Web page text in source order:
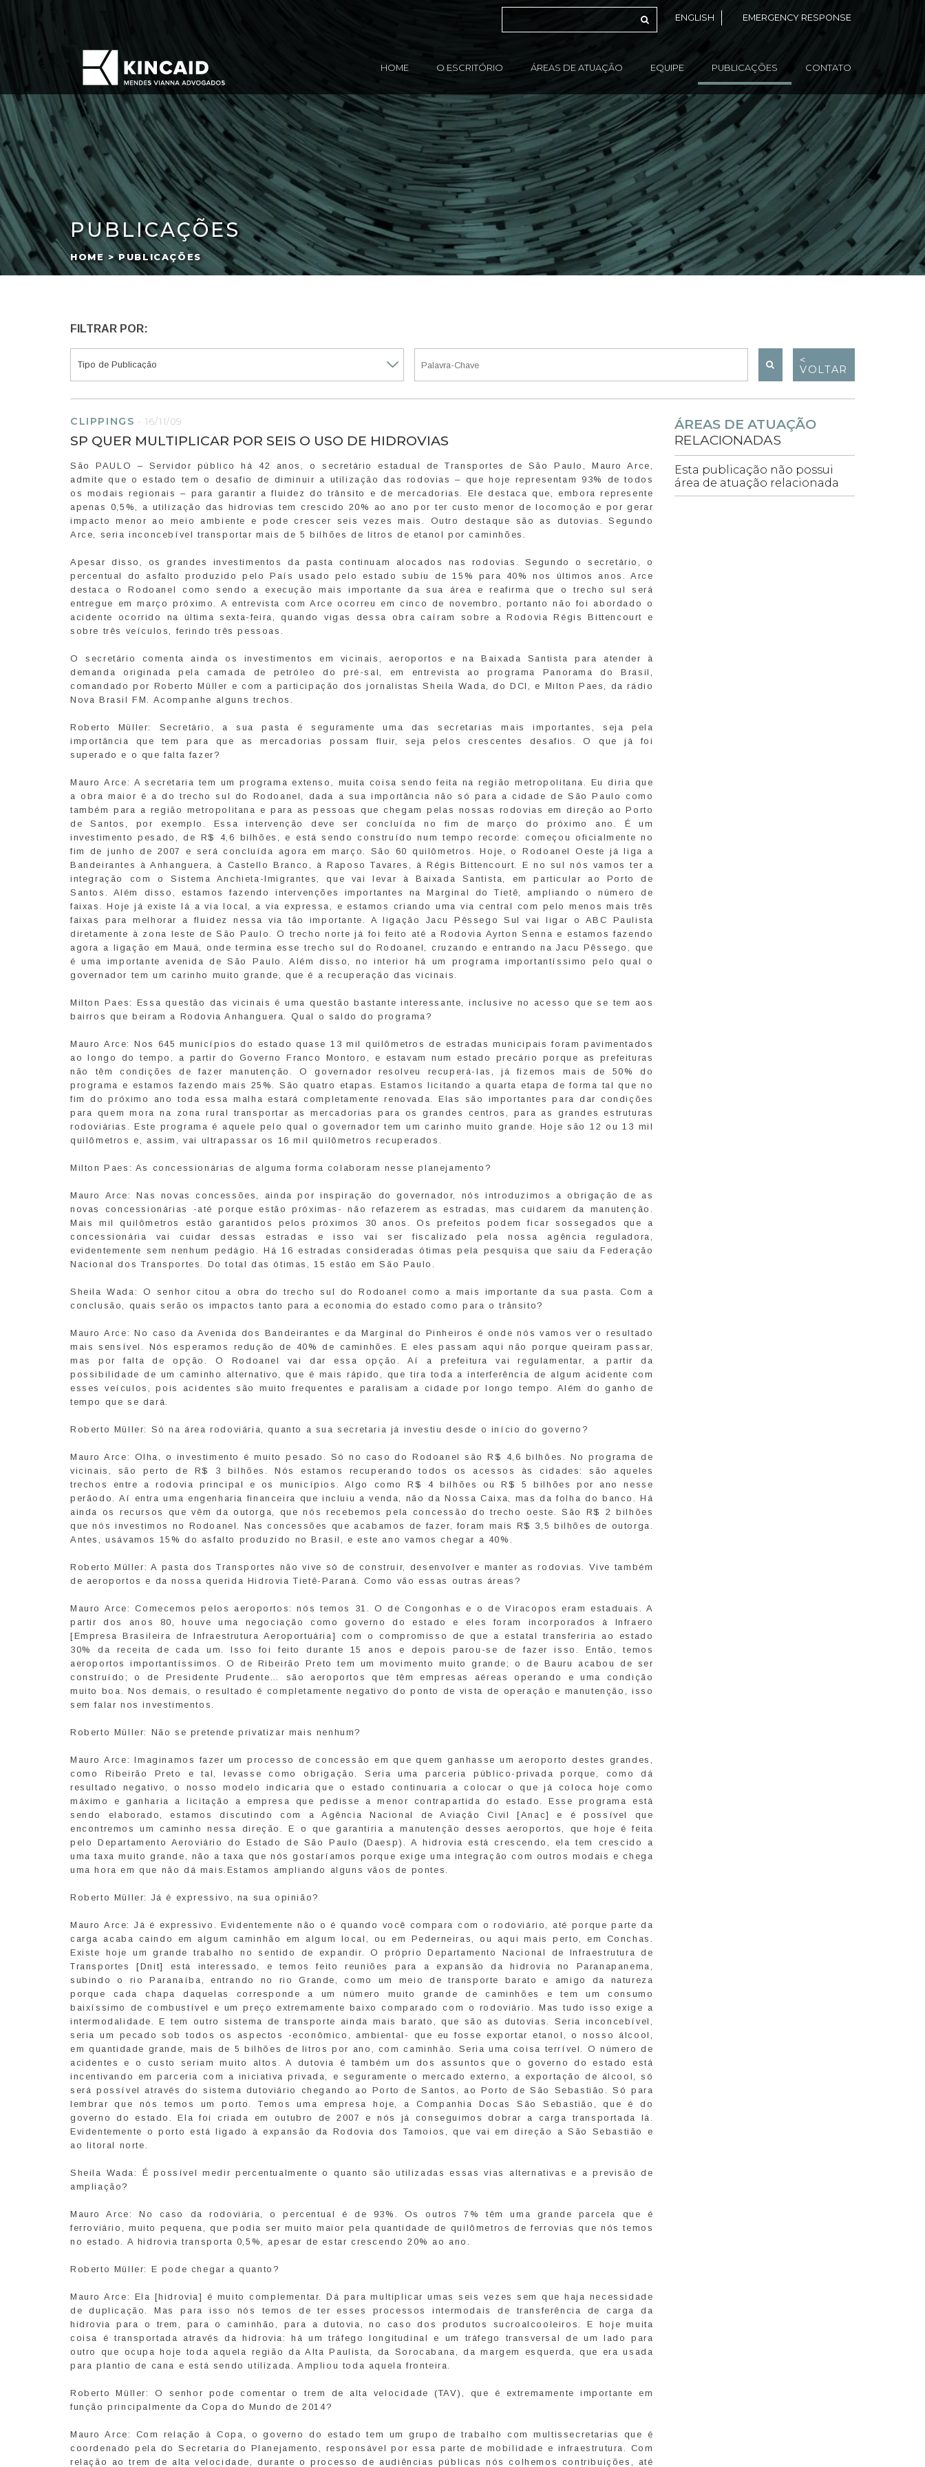
ENGLISH EMERGENCY RESPONSE
HOME O ESCRITÓRIO ÁREAS DE ATUAÇÃO EQUIPE PUBLICAÇÕES CONTATO
PUBLICAÇÕES
HOME > PUBLICAÇÕES
FILTRAR POR:
<
VOLTAR
CLIPPINGS -16/11/09
SP QUER MULTIPLICAR POR SEIS O USO DE HIDROVIAS
São PAULO – Servidor público há 42 anos, o secretário estadual de Transportes de São Paulo, Mauro Arce,
admite que o estado tem o desafio de diminuir a utilização das rodovias – que hoje representam 93% de todos
os modais regionais – para garantir a fluidez do trânsito e de mercadorias. Ele destaca que, embora represente
apenas 0,5%, a utilização das hidrovias tem crescido 20% ao ano por ter custo menor de locomoção e por gerar
impacto menor ao meio ambiente e pode crescer seis vezes mais. Outro destaque são as dutovias. Segundo
Arce, seria inconcebível transportar mais de 5 bilhões de litros de etanol por caminhões.
Apesar disso, os grandes investimentos da pasta continuam alocados nas rodovias. Segundo o secretário, o
percentual do asfalto produzido pelo País usado pelo estado subiu de 15% para 40% nos últimos anos. Arce
destaca o Rodoanel como sendo a execução mais importante da sua área e reafirma que o trecho sul será
entregue em março próximo. A entrevista com Arce ocorreu em cinco de novembro, portanto não foi abordado o
acidente ocorrido na última sexta-feira, quando vigas dessa obra caíram sobre a Rodovia Régis Bittencourt e
sobre três veículos, ferindo três pessoas.
O secretário comenta ainda os investimentos em vicinais, aeroportos e na Baixada Santista para atender à
demanda originada pela camada de petróleo do pré-sal, em entrevista ao programa Panorama do Brasil,
comandado por Roberto Müller e com a participação dos jornalistas Sheila Wada, do DCI, e Milton Paes, da rádio
Nova Brasil FM. Acompanhe alguns trechos.
Roberto Müller: Secretário, a sua pasta é seguramente uma das secretarias mais importantes, seja pela
importância que tem para que as mercadorias possam fluir, seja pelos crescentes desafios. O que já foi
superado e o que falta fazer?
Mauro Arce: A secretaria tem um programa extenso, muita coisa sendo feita na região metropolitana. Eu diria que
a obra maior é a do trecho sul do Rodoanel, dada a sua importância não só para a cidade de São Paulo como
também para a região metropolitana e para as pessoas que chegam pelas nossas rodovias em direção ao Porto
de Santos, por exemplo. Essa intervenção deve ser concluída no fim de março do próximo ano. É um
investimento pesado, de R$ 4,6 bilhões, e está sendo construído num tempo recorde: começou oficialmente no
fim de junho de 2007 e será concluída agora em março. São 60 quilômetros. Hoje, o Rodoanel Oeste já liga a
Bandeirantes à Anhanguera, à Castello Branco, à Raposo Tavares, à Régis Bittencourt. E no sul nós vamos ter a
integração com o Sistema Anchieta-Imigrantes, que vai levar à Baixada Santista, em particular ao Porto de
Santos. Além disso, estamos fazendo intervenções importantes na Marginal do Tietê, ampliando o número de
faixas. Hoje já existe lá a via local, a via expressa, e estamos criando uma via central com pelo menos mais três
faixas para melhorar a fluidez nessa via tão importante. A ligação Jacu Pêssego Sul vai ligar o ABC Paulista
diretamente à zona leste de São Paulo. O trecho norte já foi feito até a Rodovia Ayrton Senna e estamos fazendo
agora a ligação em Mauá, onde termina esse trecho sul do Rodoanel, cruzando e entrando na Jacu Pêssego, que
é uma importante avenida de São Paulo. Além disso, no interior há um programa importantíssimo pelo qual o
governador tem um carinho muito grande, que é a recuperação das vicinais.
Milton Paes: Essa questão das vicinais é uma questão bastante interessante, inclusive no acesso que se tem aos
bairros que beiram a Rodovia Anhanguera. Qual o saldo do programa?
Mauro Arce: Nos 645 municípios do estado quase 13 mil quilômetros de estradas municipais foram pavimentados
ao longo do tempo, a partir do Governo Franco Montoro, e estavam num estado precário porque as prefeituras
não têm condições de fazer manutenção. O governador resolveu recuperá-las, já fizemos mais de 50% do
programa e estamos fazendo mais 25%. São quatro etapas. Estamos licitando a quarta etapa de forma tal que no
fim do próximo ano toda essa malha estará completamente renovada. Elas são importantes para dar condições
para quem mora na zona rural transportar as mercadorias para os grandes centros, para as grandes estruturas
rodoviárias. Este programa é aquele pelo qual o governador tem um carinho muito grande. Hoje são 12 ou 13 mil
quilômetros e, assim, vai ultrapassar os 16 mil quilômetros recuperados.
Milton Paes: As concessionárias de alguma forma colaboram nesse planejamento?
Mauro Arce: Nas novas concessões, ainda por inspiração do governador, nós introduzimos a obrigação de as
novas concessionárias -até porque estão próximas- não refazerem as estradas, mas cuidarem da manutenção.
Mais mil quilômetros estão garantidos pelos próximos 30 anos. Os prefeitos podem ficar sossegados que a
concessionária vai cuidar dessas estradas e isso vai ser fiscalizado pela nossa agência reguladora,
evidentemente sem nenhum pedágio. Há 16 estradas consideradas ótimas pela pesquisa que saiu da Federação
Nacional dos Transportes. Do total das ótimas, 15 estão em São Paulo.
Sheila Wada: O senhor citou a obra do trecho sul do Rodoanel como a mais importante da sua pasta. Com a
conclusão, quais serão os impactos tanto para a economia do estado como para o trânsito?
Mauro Arce: No caso da Avenida dos Bandeirantes e da Marginal do Pinheiros é onde nós vamos ver o resultado
mais sensível. Nós esperamos redução de 40% de caminhões. E eles passam aqui não porque queiram passar,
mas por falta de opção. O Rodoanel vai dar essa opção. Aí a prefeitura vai regulamentar, a partir da
possibilidade de um caminho alternativo, que é mais rápido, que tira toda a interferência de algum acidente com
esses veículos, pois acidentes são muito frequentes e paralisam a cidade por longo tempo. Além do ganho de
tempo que se dará.
Roberto Müller: Só na área rodoviária, quanto a sua secretaria já investiu desde o início do governo?
Mauro Arce: Olha, o investimento é muito pesado. Só no caso do Rodoanel são R$ 4,6 bilhões. No programa de
vicinais, são perto de R$ 3 bilhões. Nós estamos recuperando todos os acessos às cidades: são aqueles
trechos entre a rodovia principal e os municípios. Algo como R$ 4 bilhões ou R$ 5 bilhões por ano nesse
perãodo. Aí entra uma engenharia financeira que incluiu a venda, não da Nossa Caixa, mas da folha do banco. Há
ainda os recursos que vêm da outorga, que nós recebemos pela concessão do trecho oeste. São R$ 2 bilhões
que nós investimos no Rodoanel. Nas concessões que acabamos de fazer, foram mais R$ 3,5 bilhões de outorga.
Antes, usávamos 15% do asfalto produzido no Brasil, e este ano vamos chegar a 40%.
Roberto Müller: A pasta dos Transportes não vive só de construir, desenvolver e manter as rodovias. Vive também
de aeroportos e da nossa querida Hidrovia Tietê-Paraná. Como vão essas outras áreas?
Mauro Arce: Comecemos pelos aeroportos: nós temos 31. O de Congonhas e o de Viracopos eram estaduais. A
partir dos anos 80, houve uma negociação como governo do estado e eles foram incorporados à Infraero
[Empresa Brasileira de Infraestrutura Aeroportuária] com o compromisso de que a estatal transferiria ao estado
30% da receita de cada um. Isso foi feito durante 15 anos e depois parou-se de fazer isso. Então, temos
aeroportos importantíssimos. O de Ribeirão Preto tem um movimento muito grande; o de Bauru acabou de ser
construído; o de Presidente Prudente… são aeroportos que têm empresas aéreas operando e uma condição
muito boa. Nos demais, o resultado é completamente negativo do ponto de vista de operação e manutenção, isso
sem falar nos investimentos.
Roberto Müller: Não se pretende privatizar mais nenhum?
Mauro Arce: Imaginamos fazer um processo de concessão em que quem ganhasse um aeroporto destes grandes,
como Ribeirão Preto e tal, levasse como obrigação. Seria uma parceria público-privada porque, como dá
resultado negativo, o nosso modelo indicaria que o estado continuaria a colocar o que já coloca hoje como
máximo e ganharia a licitação a empresa que pedisse a menor contrapartida do estado. Esse programa está
sendo elaborado, estamos discutindo com a Agência Nacional de Aviação Civil [Anac] e é possível que
encontremos um caminho nessa direção. E o que garantiria a manutenção desses aeroportos, que hoje é feita
pelo Departamento Aeroviário do Estado de São Paulo (Daesp). A hidrovia está crescendo, ela tem crescido a
uma taxa muito grande, não a taxa que nós gostaríamos porque exige uma integração com outros modais e chega
uma hora em que não dá mais.Estamos ampliando alguns vãos de pontes.
Roberto Müller: Já é expressivo, na sua opinião?
Mauro Arce: Já é expressivo. Evidentemente não o é quando você compara com o rodoviário, até porque parte da
carga acaba caindo em algum caminhão em algum local, ou em Pederneiras, ou aqui mais perto, em Conchas.
Existe hoje um grande trabalho no sentido de expandir. O próprio Departamento Nacional de Infraestrutura de
Transportes [Dnit] está interessado, e temos feito reuniões para a expansão da hidrovia no Paranapanema,
subindo o rio Paranaíba, entrando no rio Grande, como um meio de transporte barato e amigo da natureza
porque cada chapa daquelas corresponde a um número muito grande de caminhões e tem um consumo
baixíssimo de combustível e um preço extremamente baixo comparado com o rodoviário. Mas tudo isso exige a
intermodalidade. E tem outro sistema de transporte ainda mais barato, que são as dutovias. Seria inconcebível,
seria um pecado sob todos os aspectos -econômico, ambiental- que eu fosse exportar etanol, o nosso álcool,
em quantidade grande, mais de 5 bilhões de litros por ano, com caminhão. Seria uma coisa terrível. O número de
acidentes e o custo seriam muito altos. A dutovia é também um dos assuntos que o governo do estado está
incentivando em parceria com a iniciativa privada, e seguramente o mercado externo, a exportação de álcool, só
será possível através do sistema dutoviário chegando ao Porto de Santos, ao Porto de São Sebastião. Só para
lembrar que nós temos um porto. Temos uma empresa hoje, a Companhia Docas São Sebastião, que é do
governo do estado. Ela foi criada em outubro de 2007 e nós já conseguimos dobrar a carga transportada lá.
Evidentemente o porto está ligado à expansão da Rodovia dos Tamoios, que vai em direção a São Sebastião e
ao litoral norte.
Sheila Wada: É possível medir percentualmente o quanto são utilizadas essas vias alternativas e a previsão de
ampliação?
Mauro Arce: No caso da rodoviária, o percentual é de 93%. Os outros 7% têm uma grande parcela que é
ferroviário, muito pequena, que podia ser muito maior pela quantidade de quilômetros de ferrovias que nós temos
no estado. A hidrovia transporta 0,5%, apesar de estar crescendo 20% ao ano.
Roberto Müller: E pode chegar a quanto?
Mauro Arce: Ela [hidrovia] é muito complementar. Dá para multiplicar umas seis vezes sem que haja necessidade
de duplicação. Mas para isso nós temos de ter esses processos intermodais de transferência de carga da
hidrovia para o trem, para o caminhão, para a dutovia, no caso dos produtos sucroalcooleiros. E hoje muita
coisa é transportada através da hidrovia: há um tráfego longitudinal e um tráfego transversal de um lado para
outro que ocupa hoje toda aquela região da Alta Paulista, da Sorocabana, da margem esquerda, que era usada
para plantio de cana e está sendo utilizada. Ampliou toda aquela fronteira.
Roberto Müller: O senhor pode comentar o trem de alta velocidade (TAV), que é extremamente importante em
função principalmente da Copa do Mundo de 2014?
Mauro Arce: Com relação à Copa, o governo do estado tem um grupo de trabalho com multissecretarias que é
coordenado pela do Secretaria do Planejamento, responsável por essa parte de mobilidade e infraestrutura. Com
relação ao trem de alta velocidade, durante o processo de audiências públicas nós colhemos contribuições, até
ÁREAS DE ATUAÇÃO
RELACIONADAS
Esta publicação não possui
área de atuação relacionada